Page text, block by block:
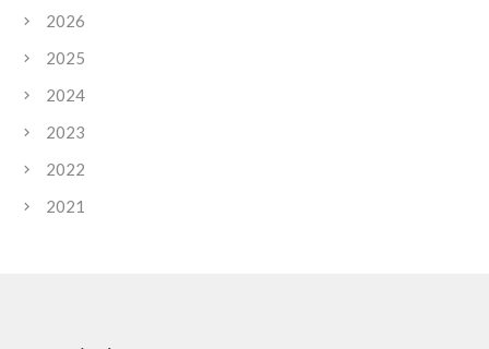
2026
2025
2024
2023
2022
2021